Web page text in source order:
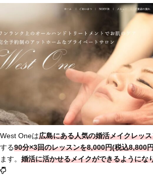
West Oneは広島にある人気の婚活メイクレッ
する90分×3回のレッスンを8,000円(税込8,800
ます。 婚活に活かせるメイクができるようにな